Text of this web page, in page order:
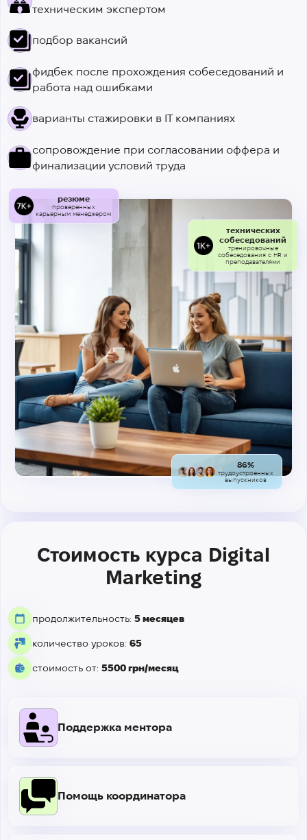
техническим экспертом
подбор вакансий
фидбек после прохождения собеседований и
работа над ошибками
варианты стажировки в IТ компаниях
сопровождение при согласовании оффера и
финализации условий труда
резюме
проверенных
карьерным менеджером
технических
собеседований
тренировочные
собеседования с HR и
преподавателями
86%
трудоустроенных
выпускников
Стоимость курса Digital
Marketing
продолжительность: 5 месяцев
количество уроков: 65
стоимость от: 5500 грн/месяц
Поддержка ментора
Помощь координатора